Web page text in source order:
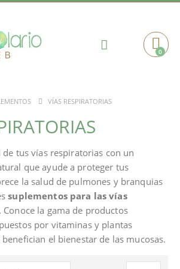
Cart0
VÍAS RESPIRATORIAS
tus vías respiratorias con un
que ayude a proteger tus
la salud de pulmones y branquias
suplementos para las vías
Conoce la gama de productos
por vitaminas y plantas
el bienestar de las mucosas.